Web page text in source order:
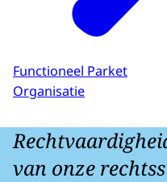
Functioneel Parket
Organisatie
van onze